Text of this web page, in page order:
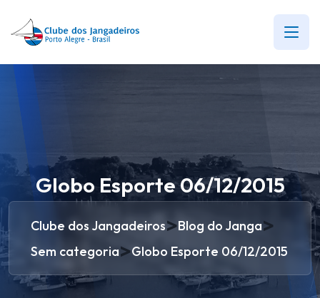
Globo Esporte 06/12/2015
Clube dos Jangadeiros>Blog do Janga>
Sem categoria>Globo Esporte 06/12/2015